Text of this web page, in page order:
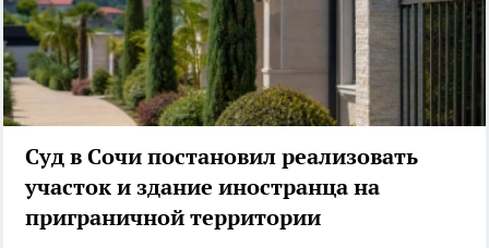
Суд в Сочи постановил реализовать
участок и здание иностранца на
приграничной территории